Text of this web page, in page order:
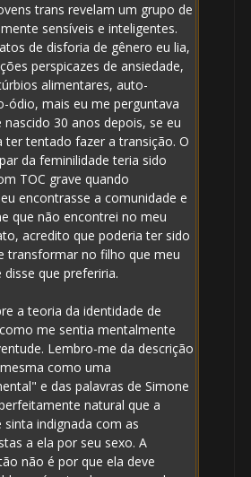
trans revelam um grupo de
sensíveis e inteligentes.
de disforia de gênero eu lia,
perspicazes de ansiedade,
alimentares, auto-
ódio, mais eu me perguntava
nascido 30 anos depois, se eu
ter tentado fazer a transição. O
da feminilidade teria sido
TOC grave quando
encontrasse a comunidade e
que não encontrei no meu
acredito que poderia ter sido
transformar no filho que meu
que preferiria.
a teoria da identidade de
me sentia mentalmente
Lembro-me da descrição
como uma
e das palavras de Simone
natural que a
indignada com as
a ela por seu sexo. A
não é por que ela deve